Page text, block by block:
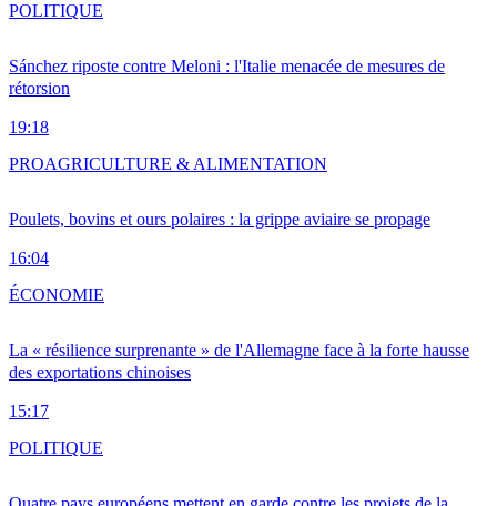
Sánchez riposte contre Meloni : l'Italie menacée de mesures de
rétorsion
19:18
POLITIQUE
Poulets, bovins et ours polaires : la grippe aviaire se propage
16:04
PROAGRICULTURE & ALIMENTATION
La « résilience surprenante » de l'Allemagne face à la forte hausse
des exportations chinoises
15:17
ÉCONOMIE
POLITIQUE